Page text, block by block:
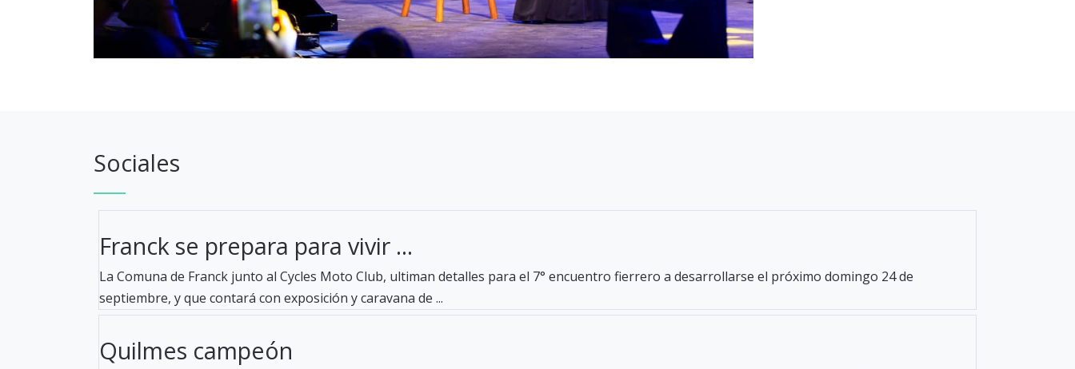
Sociales
Franck se prepara para vivir ...
La Comuna de Franck junto al Cycles Moto Club, ultiman detalles para el 7° encuentro fierrero a desarrollarse el próximo domingo 24 de
septiembre, y que contará con exposición y caravana de ...
Quilmes campeón